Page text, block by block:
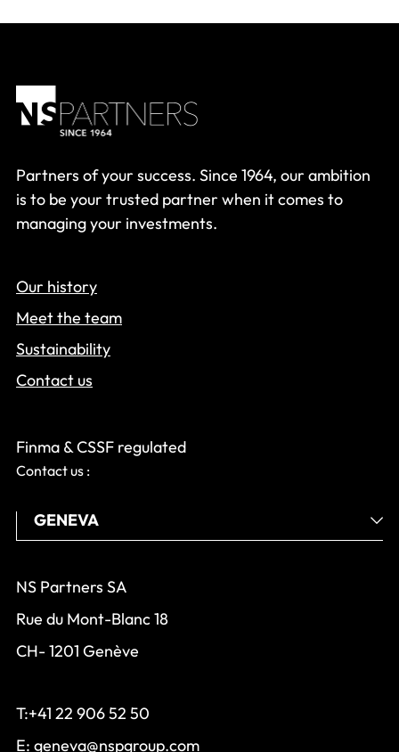
Partners of your success. Since 1964, our ambition
is to be your trusted partner when it comes to
managing your investments.
Our history
Meet the team
Sustainability
Contact us
Finma & CSSF regulated
Contact us :
NS Partners SA
Rue du Mont-Blanc 18
CH- 1201 Genève
T:+41 22 906 52 50
E: geneva@nspgroup.com